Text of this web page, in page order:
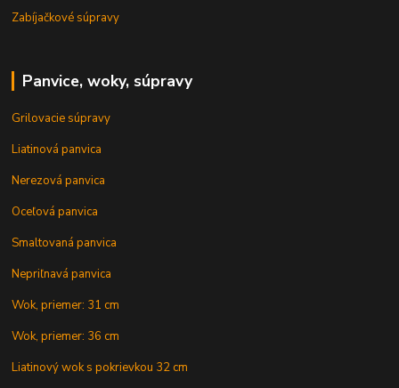
Zabíjačkové súpravy
Panvice, woky, súpravy
Grilovacie súpravy
Liatinová panvica
Nerezová panvica
Oceľová panvica
Smaltovaná panvica
Nepriľnavá panvica
Wok, priemer: 31 cm
Wok, priemer: 36 cm
Liatinový wok s pokrievkou 32 cm